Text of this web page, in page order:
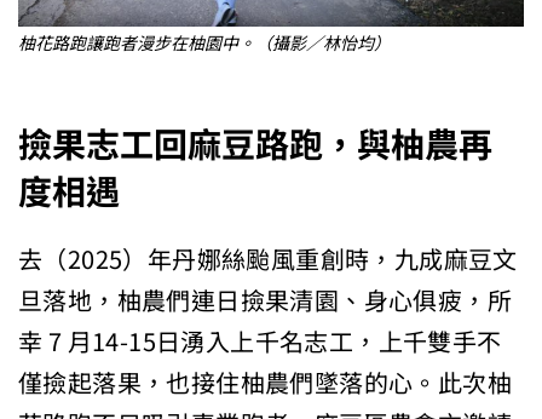
柚花路跑讓跑者漫步在柚園中。（攝影／林怡均）
撿果志工回麻豆路跑，與柚農再
度相遇
去（2025）年丹娜絲颱風重創時，九成麻豆文
旦落地，柚農們連日撿果清園、身心俱疲，所
幸 7 月14-15日湧入上千名志工，上千雙手不
僅撿起落果，也接住柚農們墜落的心。此次柚